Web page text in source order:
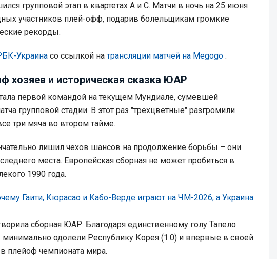
групповой этап в квартетах А и С. Матчи в ночь на 25 июня
участников плей-офф, подарив болельщикам громкие
рекорды.
Украина со ссылкой натрансляции матчей на Megogo .
хозяев и историческая сказка ЮАР
первой командой на текущем Мундиале, сумевшей
групповой стадии. В этот раз "трехцветные" разгромили
три мяча во втором тайме.
лишил чехов шансов на продолжение борьбы – они
места. Европейская сборная не может пробиться в
1990 года.
Гаити, Кюрасао и Кабо-Верде играют на ЧМ-2026, а Украина
сборная ЮАР. Благодаря единственному голу Тапело
одолели Республику Корея (1:0) и впервые в своей
плейоф чемпионата мира.